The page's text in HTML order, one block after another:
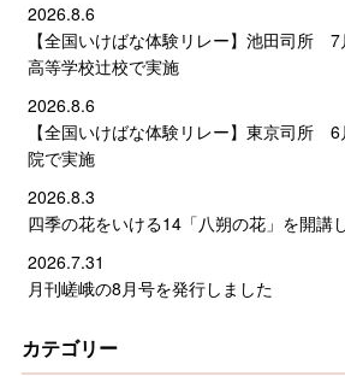
2026.8.6
【全国いけばな体験リレー】池田司所
高等学校辻校で実施
2026.8.6
【全国いけばな体験リレー】東京司所
院で実施
2026.8.3
四季の花をいける14「八朔の花」を開講
2026.7.31
月刊嵯峨の8月号を発行しました
カテゴリー